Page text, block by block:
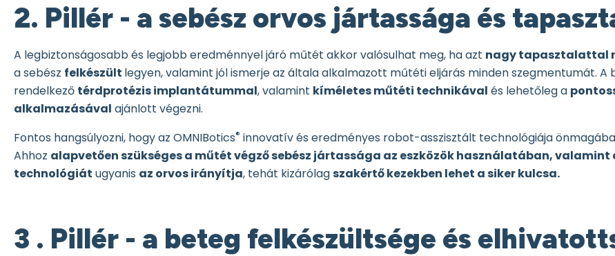
2. Pillér - a sebész orvos jártassága és
A legbiztonságosabb és legjobb eredménnyel járó műtét akkor valósulhat meg, ha azt nagy tapasztalattal
a sebész felkészült legyen, valamint jól ismerje az általa alkalmazott műtéti eljárás minden szegmentumát. A
rendelkező térdprotézis implantátummal, valamint kíméletes műtéti technikával és lehetőleg a
alkalmazásával ajánlott végezni.
Fontos hangsúlyozni, hogy az OMNIBotics® innovatív és eredményes robot-asszisztált technológiája
Ahhoz alapvetően szükséges a műtét végző sebész jártassága az eszközök használatában,
technológiát ugyanis az orvos irányítja, tehát kizárólagszakértő kezekben lehet a siker kulcsa.
3 . Pillér - a beteg felkészültsége és